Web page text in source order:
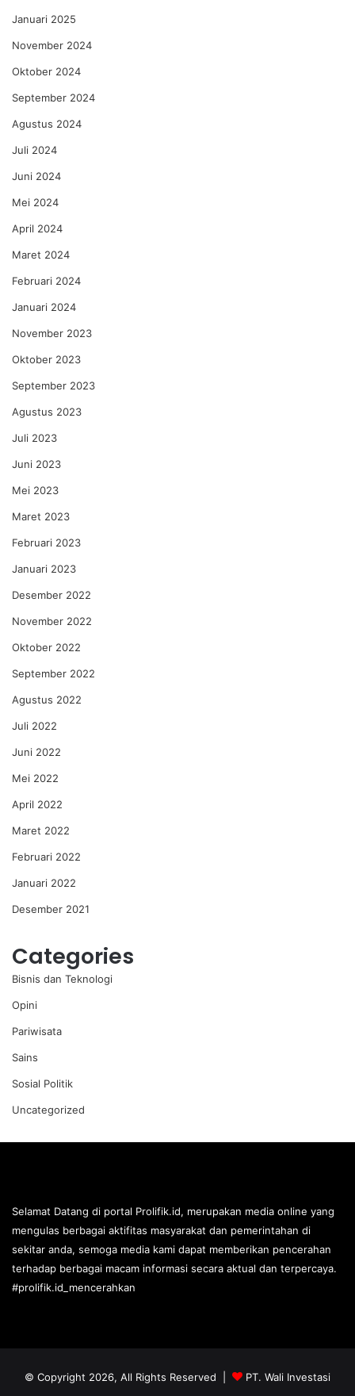
Januari 2025
November 2024
Oktober 2024
September 2024
Agustus 2024
Juli 2024
Juni 2024
Mei 2024
April 2024
Maret 2024
Februari 2024
Januari 2024
November 2023
Oktober 2023
September 2023
Agustus 2023
Juli 2023
Juni 2023
Mei 2023
Maret 2023
Februari 2023
Januari 2023
Desember 2022
November 2022
Oktober 2022
September 2022
Agustus 2022
Juli 2022
Juni 2022
Mei 2022
April 2022
Maret 2022
Februari 2022
Januari 2022
Desember 2021
Categories
Bisnis dan Teknologi
Opini
Pariwisata
Sains
Sosial Politik
Uncategorized
Selamat Datang di portal Prolifik.id, merupakan media online yang
mengulas berbagai aktifitas masyarakat dan pemerintahan di
sekitar anda, semoga media kami dapat memberikan pencerahan
terhadap berbagai macam informasi secara aktual dan terpercaya.
#prolifik.id_mencerahkan
© Copyright 2026, All Rights Reserved |
PT. Wali Investasi